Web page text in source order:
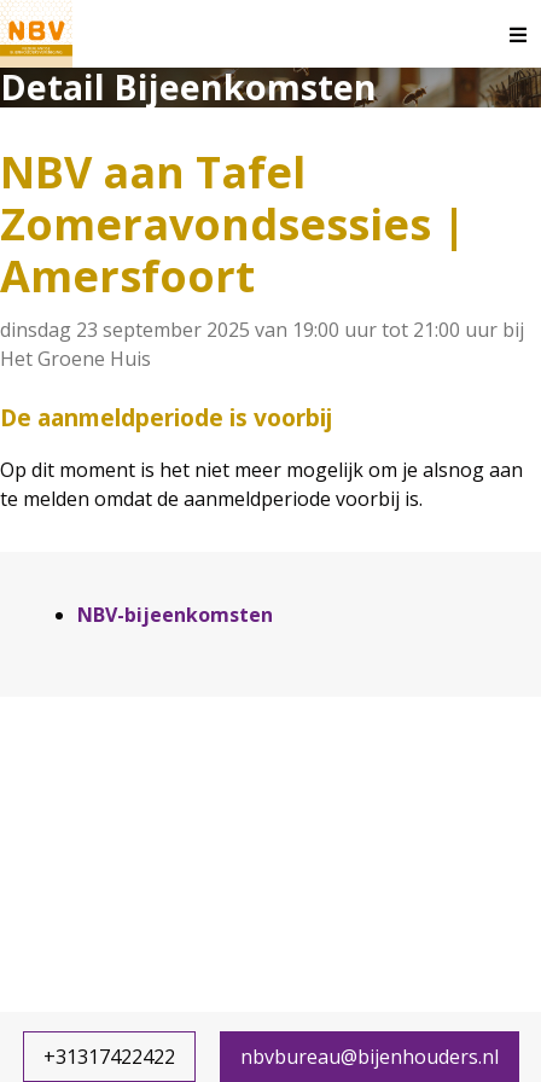
Detail Bijeenkomsten
NBV aan Tafel
Zomeravondsessies |
Amersfoort
dinsdag 23 september 2025 van 19:00 uur tot 21:00 uur bij
Het Groene Huis
De aanmeldperiode is voorbij
Op dit moment is het niet meer mogelijk om je alsnog aan
te melden omdat de aanmeldperiode voorbij is.
Aside NBV-bijeenkomsten
Footer
navigation
+31317422422 nbvbureau@bijenhouders.nl